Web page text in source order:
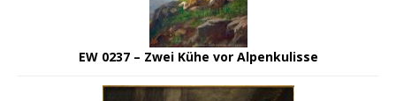
EW 0237 – Zwei Kühe vor Alpenkulisse